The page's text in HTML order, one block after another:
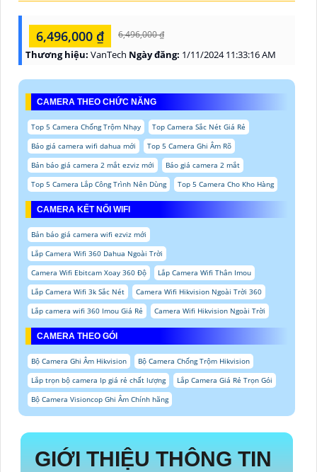
6,496,000 ₫ 6,496,000 ₫
Thương hiệu: VanTech Ngày đăng: 1/11/2024 11:33:16 AM
CAMERA THEO CHỨC NĂNG
Top 5 Camera Chống Trộm Nhạy
Top Camera Sắc Nét Giá Rẻ
Báo giá camera wifi dahua mới
Top 5 Camera Ghi Âm Rõ
Bản báo giá camera 2 mắt ezviz mới
Báo giá camera 2 mắt
Top 5 Camera Lắp Công Trình Nên Dùng
Top 5 Camera Cho Kho Hàng
CAMERA KẾT NỐI WIFI
Bản báo giá camera wifi ezviz mới
Lắp Camera Wifi 360 Dahua Ngoài Trời
Camera Wifi Ebitcam Xoay 360 Độ
Lắp Camera Wifi Thân Imou
Lắp Camera Wifi 3k Sắc Nét
Camera Wifi Hikvision Ngoài Trời 360
Lắp camera wifi 360 Imou Giá Rẻ
Camera Wifi Hikvision Ngoài Trời
CAMERA THEO GÓI
Bộ Camera Ghi Âm Hikvision
Bộ Camera Chống Trộm Hikvision
Lắp trọn bộ camera Ip giá rẻ chất lượng
Lắp Camera Giá Rẻ Trọn Gói
Bộ Camera Visioncop Ghi Âm Chính hãng
GIỚI THIỆU THÔNG TIN